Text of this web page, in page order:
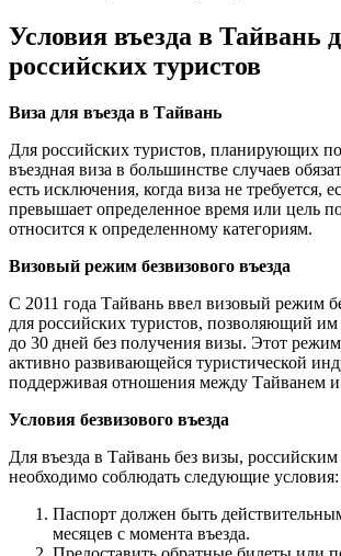
Условия въезда в Тайвань
российских туристов
Виза для въезда в Тайвань
Для российских туристов, планирующих
въездная виза в большинстве случаев
есть исключения, когда виза не требуется,
превышает определенное время или цель
относится к определенному категориям.
Визовый режим безвизового въезда
С 2011 года Тайвань ввел визовый режим
для российских туристов, позволяющий им
до 30 дней без получения визы. Этот режим
активно развивающейся туристической
поддерживая отношения между Тайванем и
Условия безвизового въезда
Для въезда в Тайвань без визы,
необходимо соблюдать следующие условия:
Паспорт должен быть
месяцев с момента въезда.